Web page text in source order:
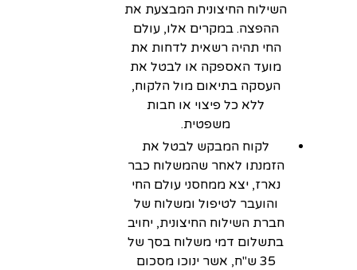
השילוח החיצונית המבצעת את
ההפצה. במקרים אלו, עולם
החי תהיה רשאית לדחות את
מועד האספקה או לבטל את
העסקה בתיאום מול הלקוח,
ללא כל פיצוי או חבות
משפטית.
לקוח המבקש לבטל את
הזמנתו לאחר שהמשלוח כבר
נארז, יצא ממחסני עולם החי
והועבר לטיפול ומשלוח של
חברת השילוח החיצונית, יחויב
בתשלום דמי משלוח בסך של
35 ש"ח, אשר ינוכו מסכום